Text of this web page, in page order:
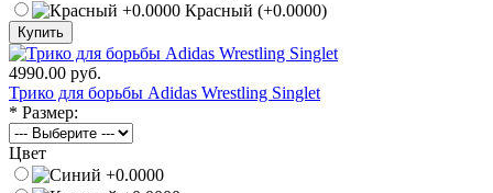
Красный (+0.0000)
Купить
4990.00 руб.
Трико для борьбы Adidas Wrestling Singlet
* Размер:
Цвет